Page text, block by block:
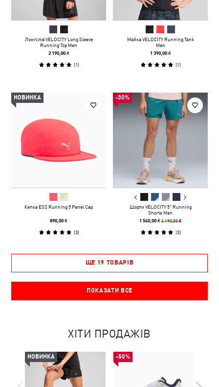
Лонгслів VELOCITY Long Sleeve
Running Top Men
2 190,00 ₴
(1)
Майка VELOCITY Running Tank
Men
1 390,00 ₴
(1)
НОВИНКА
Кепка ESS Running 5 Panel Cap
890,00 ₴
(3)
-30%
Шорти VELOCITY 5" Running
Shorts Men
1 540,00 ₴2 190,00 ₴
(3)
ЩЕ 19 ТОВАРІВ
ПОКАЗАТИ ВСЕ
ХІТИ ПРОДАЖІВ
НОВИНКА -50%